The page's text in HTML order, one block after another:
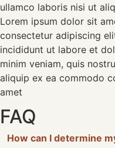
ullamco laboris nisi ut
Lorem ipsum dolor sit
consectetur adipiscing
incididunt ut labore et
minim veniam, quis
aliquip ex ea commodo
amet
FAQ
How can I determine